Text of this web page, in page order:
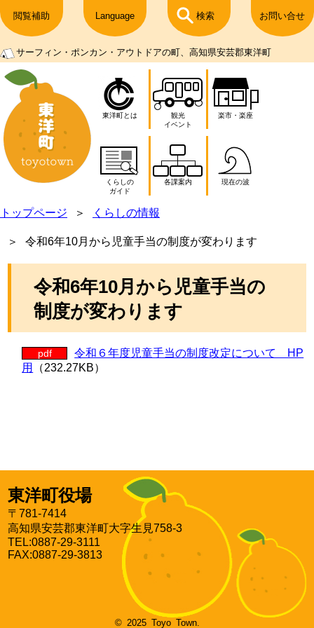
閲覧補助 Language 検索 お問い合せ
サーフィン・ポンカン・アウトドアの町、高知県安芸郡東洋町
東洋町とは
観光
イベント
楽市・楽座
くらしの
ガイド
各課案内 現在の波
トップページ くらしの情報
令和6年10月から児童手当の制度が変わります
令和6年10月から児童手当の
制度が変わります
pdf
令和６年度児童手当の制度改定について HP
用
（232.27KB）
東洋町役場
〒781-7414
高知県安芸郡東洋町大字生見758-3
TEL:0887-29-3111
FAX:0887-29-3813
© 2025 Toyo Town.